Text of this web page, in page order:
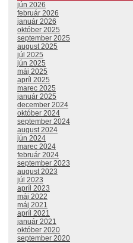
jún 2026
február 2026
január 2026
október 2025
september 2025
august 2025
júl 2025
jún 2025
máj 2025
apríl 2025
marec 2025
január 2025
december 2024
október 2024
september 2024
august 2024
jún 2024
marec 2024
február 2024
september 2023
august 2023
júl 2023
apríl 2023
máj 2022
máj 2021
apríl 2021
január 2021
október 2020
september 2020